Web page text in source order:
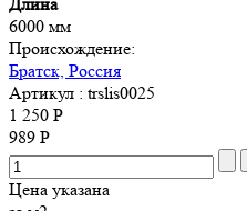
6000 мм
Происхождение:
Братск, Россия
Артикул : trslis0025
1 250 Р
989 Р
Цена указана